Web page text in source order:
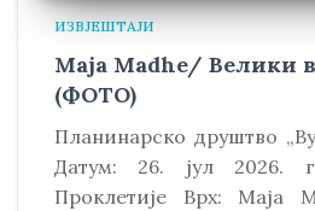
ИЗВЈЕШТАЈИ
Maja Madhe/ Велики
(ФОТО)
Планинарско друштво
Датум: 26. јул 2026.
Проклетије Врх: Маја